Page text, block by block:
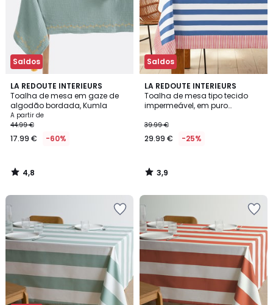
Saldos
LA REDOUTE INTERIEURS
Toalha de mesa em gaze de
algodão bordada, Kumla
A partir de
44.99 €
17.99 € -60%
4,8
/ 5
4,8
/
Saldos
LA REDOUTE INTERIEURS
Toalha de mesa tipo tecido
impermeável, em puro
39.99 €
29.99 € -25%
3,9
/ 5
3,9
/